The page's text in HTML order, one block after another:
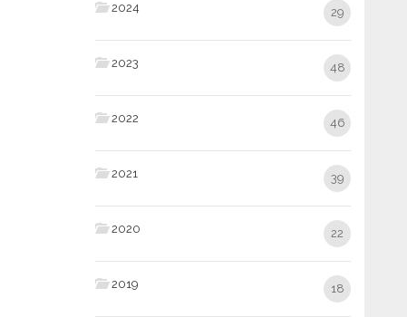
2024 29
2023 48
2022 46
2021 39
2020 22
2019 18